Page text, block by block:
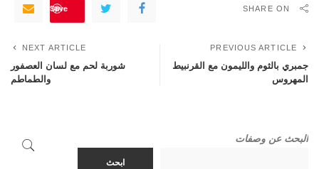
SHARE ON
Save
PREVIOUS ARTICLE
جمبري بالثوم والليمون مع القرنبيط
المهروس
NEXT ARTICLE
شوربة لحم مع لسان العصفور
والطماطم
البحث عن وصفات
ابحث